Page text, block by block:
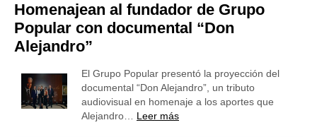
Homenajean al fundador de Grupo
Popular con documental “Don
Alejandro”
El Grupo Popular presentó la proyección del
documental “Don Alejandro”, un tributo
audiovisual en homenaje a los aportes que
Alejandro… Leer más